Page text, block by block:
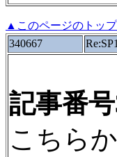
▲このページのトッ
340667
記事番
こちら